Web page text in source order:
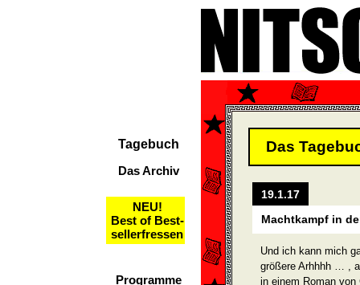
Tagebuch
Das Archiv
NEU!
Best of Best-
sellerfressen
Programme
Das
19.1.17
Machtkampf in
Und ich kann mich
größere Arhhhh … ,
in einem Roman von